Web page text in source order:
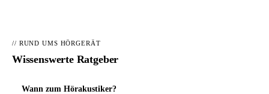
// RUND UMS HÖRGERÄT
Wissenswerte Ratgeber
Wann zum Hörakustiker?